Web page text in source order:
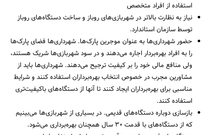
استفاده از افراد متخصص
نیاز به نظارت بالاتر در شهربازی‌های روباز و ساخت دستگاه‌های روباز
توسط سازمان استاندارد.
حضور شهرداری‌ها به عنوان موجرین پارک‌ها. شهرداری‌ها فضای پارک‌ها
را به افراد بهره‌بردار اجاره می‌دهند و در سود شهربازی‌ها شریک هستند،
ولی منافع مالی خود را بر کیفیت ترجیح می‌دهند. شهرداری‌ها باید از
مشاورین مجرب در خصوص انتخاب بهره‌برداران استفاده کنند و شرایط
مناسبی برای بهره‌برداران ایجاد کنند تا آنها از دستگاه‌های باکیفیت‌تری
استفاده کنند.
بازسازی دوباره دستگاه‌های قدیمی. در بسیاری از شهربازی‌ها می‌بینیم
که از دستگاه‌های با قدمت 30 سال همچنان بهره‌برداری می‌شود.